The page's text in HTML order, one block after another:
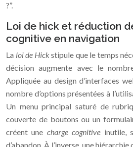
?”.
Loi de hick et réduction
cognitive en navigation
La loi de Hickstipule que le temps
décision augmente avec le
Appliquée au design d’interfaces
nombre d’options présentées à
Un menu principal saturé de
couverte de boutons ou un
créent une charge cognitive inutile,
d’abandon. À l’inverse, une